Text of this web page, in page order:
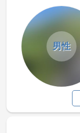
男性